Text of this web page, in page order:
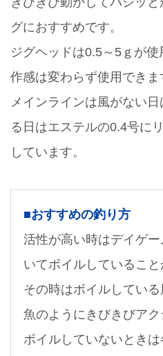
グにおすすめです。
ジグヘッドは0.5～5ｇが
作感は変わらず使用できま
メインラインは風がない
る日はエステルの0.4号に
しています。
■おすすめの釣り方
活性が高い時はデイゲ
いてボイルしていること
その時はボイルしてい
魚のようにきびきびアク
ボイルしていないとき